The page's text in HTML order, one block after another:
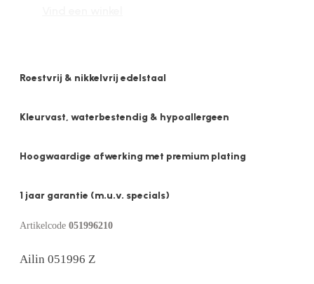
Roestvrij & nikkelvrij edelstaal
Kleurvast, waterbestendig & hypoallergeen
Hoogwaardige afwerking met premium plating
1 jaar garantie (m.u.v. specials)
Artikelcode 051996210
Ailin 051996 Z